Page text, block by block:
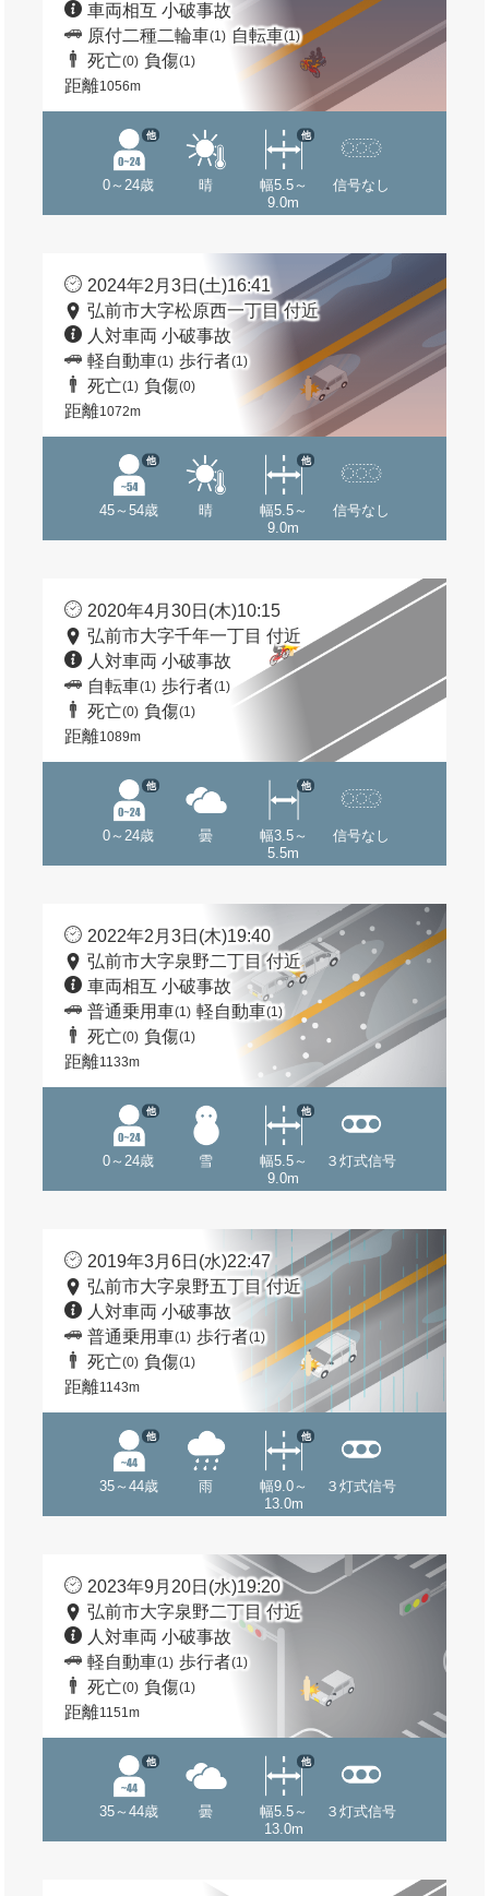
車両相互 小破事故
原付二種二輪車(1) 自転車(1)
死亡(0) 負傷(1)
距離1056m
0～24歳
他
晴
幅5.5～
9.0m
他
信号なし
2024年2月3日(土)16:41
弘前市大字松原西一丁目 付近
人対車両 小破事故
軽自動車(1) 歩行者(1)
死亡(1) 負傷(0)
距離1072m
45～54歳
他
晴
幅5.5～
9.0m
他
信号なし
2020年4月30日(木)10:15
弘前市大字千年一丁目 付近
人対車両 小破事故
自転車(1) 歩行者(1)
死亡(0) 負傷(1)
距離1089m
0～24歳
他
曇
幅3.5～
5.5m
他
信号なし
2022年2月3日(木)19:40
弘前市大字泉野二丁目 付近
車両相互 小破事故
普通乗用車(1) 軽自動車(1)
死亡(0) 負傷(1)
距離1133m
0～24歳
他
雪
幅5.5～
9.0m
他
３灯式信号
2019年3月6日(水)22:47
弘前市大字泉野五丁目 付近
人対車両 小破事故
普通乗用車(1) 歩行者(1)
死亡(0) 負傷(1)
距離1143m
35～44歳
他
雨
幅9.0～
13.0m
他
３灯式信号
2023年9月20日(水)19:20
弘前市大字泉野二丁目 付近
人対車両 小破事故
軽自動車(1) 歩行者(1)
死亡(0) 負傷(1)
距離1151m
35～44歳
他
曇
幅5.5～
13.0m
他
３灯式信号